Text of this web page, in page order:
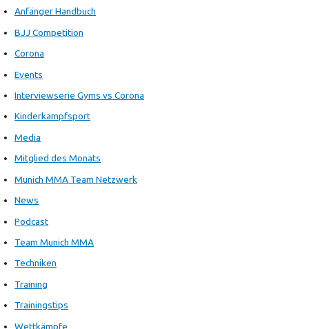
Anfänger Handbuch
BJJ Competition
Corona
Events
Interviewserie Gyms vs Corona
Kinderkampfsport
Media
Mitglied des Monats
Munich MMA Team Netzwerk
News
Podcast
Team Munich MMA
Techniken
Training
Trainingstips
Wettkämpfe